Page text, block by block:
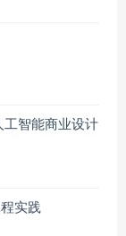
工智能商业设计
实践